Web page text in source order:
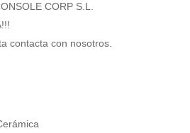
CORP S.L.
contacta con nosotros.